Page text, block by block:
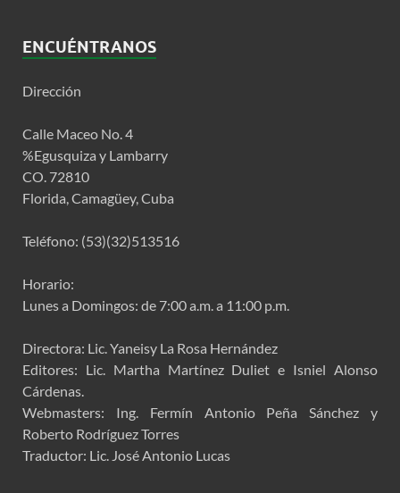
ENCUÉNTRANOS
Dirección
Calle Maceo No. 4
%Egusquiza y Lambarry
CO. 72810
Florida, Camagüey, Cuba
Teléfono: (53)(32)513516
Horario:
Lunes a Domingos: de 7:00 a.m. a 11:00 p.m.
Directora: Lic. Yaneisy La Rosa Hernández
Editores: Lic. Martha Martínez Duliet e Isniel Alonso
Cárdenas.
Webmasters: Ing. Fermín Antonio Peña Sánchez y
Roberto Rodríguez Torres
Traductor: Lic. José Antonio Lucas